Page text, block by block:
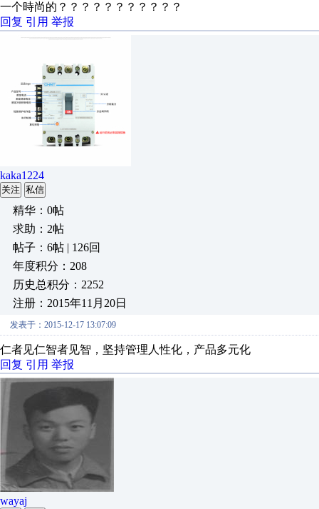
一个時尚的？？？？？？？？？？？
回复 引用 举报
kaka1224
关注 私信
精华：0帖
求助：2帖
帖子：6帖 | 126回
年度积分：208
历史总积分：2252
注册：2015年11月20日
发表于：2015-12-17 13:07:09
仁者见仁智者见智，坚持管理人性化，产品多元化
回复 引用 举报
wayaj